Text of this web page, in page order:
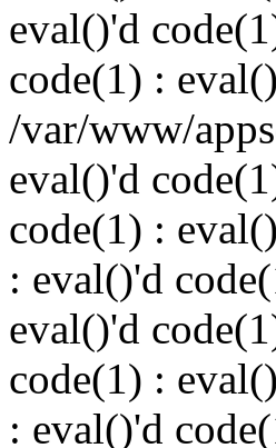
eval()'d
code(1) :
/var/www/
eval()'d
code(1) :
: eval()'d
eval()'d
code(1) :
: eval()'d